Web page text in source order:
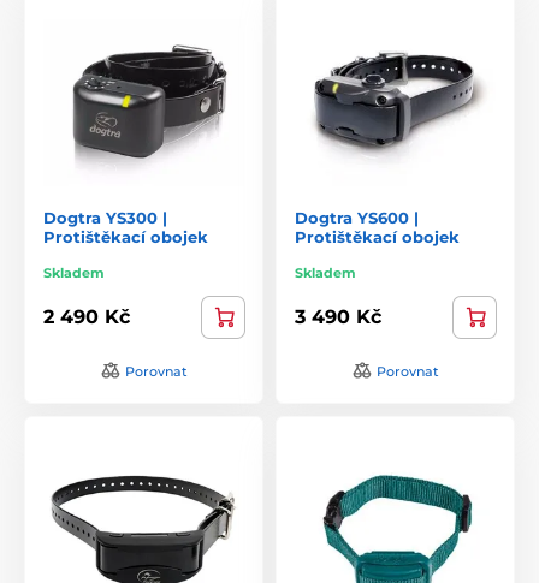
Dogtra YS300 |
Protištěkací obojek
Skladem
2 490 Kč
Porovnat
Dogtra YS600 |
Protištěkací obojek
Skladem
3 490 Kč
Porovnat